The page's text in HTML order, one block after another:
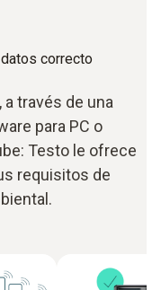
correcto
través de una
para PC o
Testo le ofrece
requisitos de